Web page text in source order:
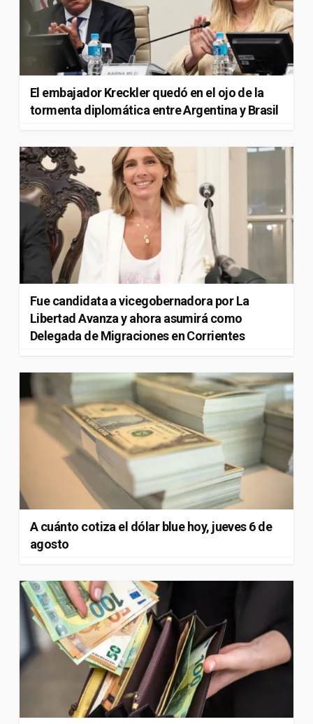
El embajador Kreckler quedó en el ojo de la
tormenta diplomática entre Argentina y Brasil
Fue candidata a vicegobernadora por La
Libertad Avanza y ahora asumirá como
Delegada de Migraciones en Corrientes
A cuánto cotiza el dólar blue hoy, jueves 6 de
agosto